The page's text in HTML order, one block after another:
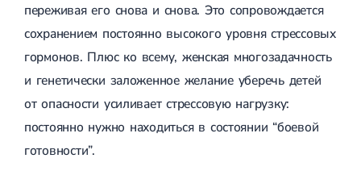
Гарднареллёз
Цитомегаловирус
Папилломавирус
Мочекаменная болезнь
Консультация сексопатолога
Консультация уролога онлайн
Консультация андролога
Мужское бесплодие
КТ головы
КТ головного мозга
КТ околоносовых пазух и полости носа
КТ височных костей
КТ органов грудной полости
КТ грудной клетки
КТ средостения
Операция Бергмана
Цистоскопия
Проктология
Удаление анальной трещины
Парапроктит
Оперативное лечение парапроктита
Геморрой
переживая его снова и снова. Это сопровождается
сохранением постоянно высокого уровня стрессовых
гормонов. Плюс ко всему, женская многозадачность
и генетически заложенное желание уберечь детей
от опасности усиливает стрессовую нагрузку:
постоянно нужно находиться в состоянии “боевой
готовности”.